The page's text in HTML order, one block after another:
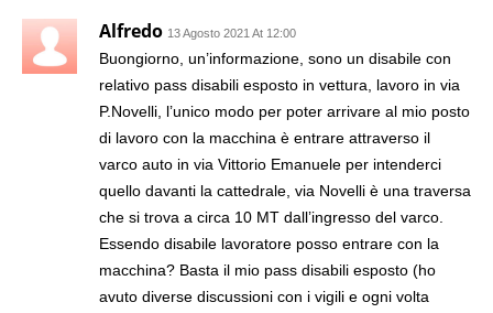
Alfredo 13 Agosto 2021 At 12:00
Buongiorno, un’informazione, sono un disabile con
relativo pass disabili esposto in vettura, lavoro in via
P.Novelli, l’unico modo per poter arrivare al mio posto
di lavoro con la macchina è entrare attraverso il
varco auto in via Vittorio Emanuele per intenderci
quello davanti la cattedrale, via Novelli è una traversa
che si trova a circa 10 MT dall’ingresso del varco.
Essendo disabile lavoratore posso entrare con la
macchina? Basta il mio pass disabili esposto (ho
avuto diverse discussioni con i vigili e ogni volta